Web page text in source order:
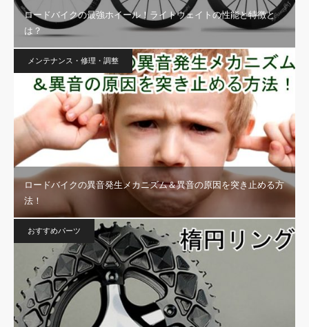
ロードバイクの最強ホイール！ライトウェイトの性能と特徴と
は？
メンテナンス・修理・調整
ロードバイクの異音発生メカニズム＆異音の原因を突き止める方
法！
おすすめパーツ